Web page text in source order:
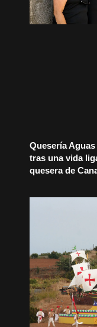
Quesería
tras una vida
quesera de